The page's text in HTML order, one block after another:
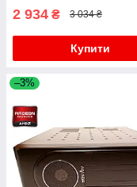
2 934 ₴ 3 034 ₴
Купити
–3%